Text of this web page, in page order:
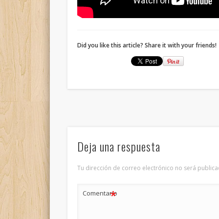
Did you like this article? Share it with your friends!
Deja una respuesta
Tu dirección de correo electrónico no será
Comentario
*